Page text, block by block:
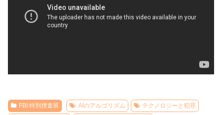
FBI:特別捜査班 AIのアルゴリズム
テクノロジーと犯罪